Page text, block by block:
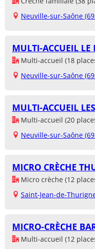
Neuville-sur-Saône
MULTI-ACCUEIL LE
Multi-accueil (18
Neuville-sur-Saône
MULTI-ACCUEIL
Multi-accueil (20
Neuville-sur-Saône
MICRO CRÈCHE
Micro crèche (12
Saint-Jean-de-
MICRO-CRÈCHE
Multi-accueil (12